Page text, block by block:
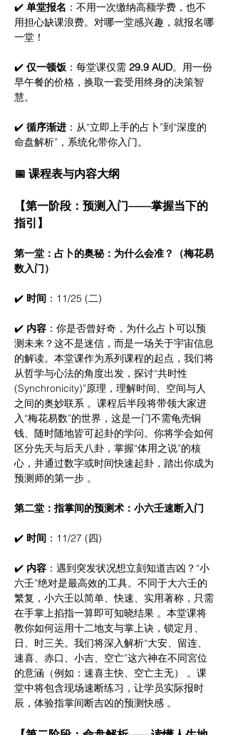
✔️ 单堂报名 ：不用一次缴纳高额学费，也不
用担心缺课浪费。对哪一堂感兴趣，就报名哪
一堂！
✔️ 仅一顿饭 ：每堂课仅需 29.9 AUD。用一份
早午餐的价格，换取一套受用终身的决策智
慧。
✔️ 循序渐进 ：从“立即上手的占卜”到“深度的
命盘解析”，系统化带你入门。
📅 课程表与内容大纲
【第一阶段：预测入门——掌握当下的
指引】
第一堂：占卜的奥秘：为什么会准？（梅花易
数入门）
✔️ 时间 ：11/25 (二)
✔️ 内容 ：你是否曾好奇，为什么占卜可以预
测未来？这不是迷信，而是一场关于宇宙信息
的解读。本堂课作为系列课程的起点，我们将
从哲学与心法的角度出发，探讨“共时性
(Synchronicity)”原理，理解时间、空间与人
之间的奥妙联系 。课程后半段将带领大家进
入“梅花易数”的世界，这是一门不需龟壳铜
钱、随时随地皆可起卦的学问。你将学会如何
区分先天与后天八卦，掌握“体用之说”的核
心，并通过数字或时间快速起卦，踏出你成为
预测师的第一步 。
第二堂：指掌间的预测术：小六壬速断入门
✔️ 时间 ：11/27 (四)
✔️ 内容 ：遇到突发状况想立刻知道吉凶？“小
六壬”绝对是最高效的工具。不同于大六壬的
繁复，小六壬以简单、快速、实用著称，只需
在手掌上掐指一算即可知晓结果 。本堂课将
教你如何运用十二地支与掌上诀，锁定月、
日、时三关。我们将深入解析“大安、留连、
速喜、赤口、小吉、空亡”这六神在不同宮位
的意涵（例如：速喜主快、空亡主无） 。课
堂中将包含现场速断练习，让学员实际报时
辰，体验指掌间断吉凶的预测快感 。